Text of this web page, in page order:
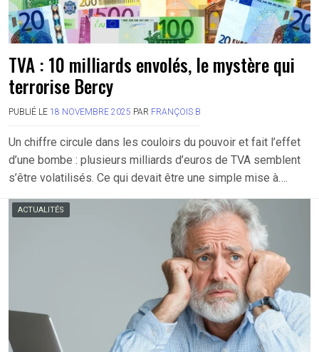
TVA : 10 milliards envolés, le mystère qui
terrorise Bercy
PUBLIÉ LE 18 NOVEMBRE 2025 PAR FRANÇOIS B
Un chiffre circule dans les couloirs du pouvoir et fait l’effet
d’une bombe : plusieurs milliards d’euros de TVA semblent
s’être volatilisés. Ce qui devait être une simple mise à….
ACTUALITÉS